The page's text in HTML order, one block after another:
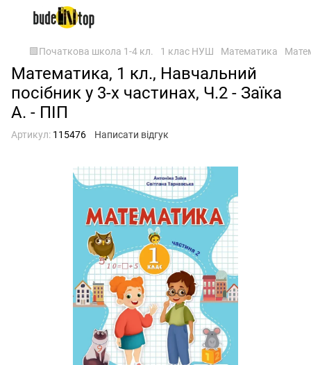
🟩Початкова школа 1-4 кл. 1 клас НУШ Математика
Математика, 1 кл., Навчальний
посібник у 3-х частинах, Ч.2 - Заїка
А. - ПІП
Артикул: 115476 Написати відгук